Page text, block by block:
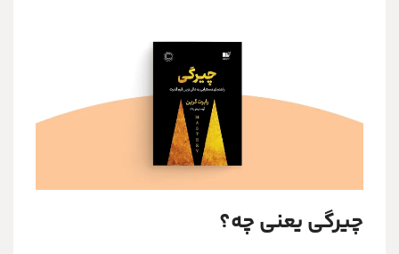
چیرگی یعنی چه؟